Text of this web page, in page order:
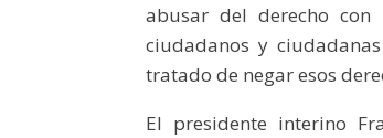
abusar del derecho
ciudadanos y
tratado de negar esos
El presidente interino